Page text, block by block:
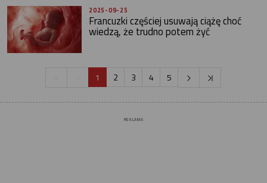
2025-09-25
Francuzki częściej usuwają ciążę choć
wiedzą, że trudno potem żyć
1 2 3 4 5
REKLAMA